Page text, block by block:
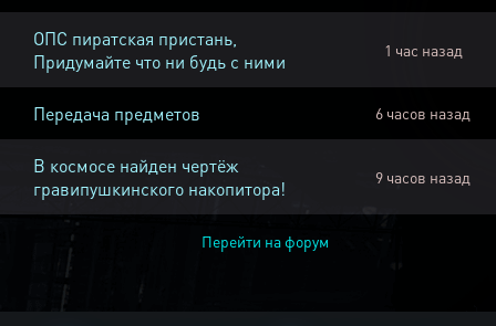
ОПС пиратская пристань,
Придумайте что ни будь с ними
1 час назад
Передача предметов 6 часов назад
В космосе найден чертёж
гравипушкинского накопитора!
9 часов назад
Перейти на форум